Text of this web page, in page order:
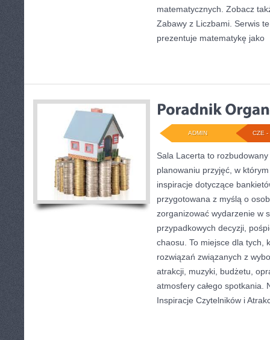
matematycznych. Zobacz
Zabawy z Liczbami. Serwis
prezentuje matematykę jako
CZE -
ADMIN
Sala Lacerta to
planowaniu przyjęć, w
inspiracje dotyczące
przygotowana z myślą o
zorganizować wydarzenie w
przypadkowych decyzji,
chaosu. To miejsce dla tych,
rozwiązań związanych z
atrakcji, muzyki, budżetu,
atmosfery całego spotkania.
Inspiracje Czytelników i